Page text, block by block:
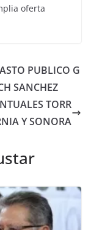
oferta
PUBLICO G
SANCHEZ
TORR
Y SONORA